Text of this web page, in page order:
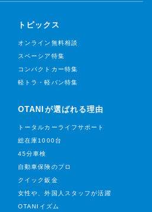
トピックス
オンライン無料相談
スペーシア特集
コンパクトカー特集
軽トラ・軽バン特集
OTANIが選ばれる理由
トータルカーライフサポート
総在庫1000台
45分車検
自動車保険のプロ
クイック鈑金
女性や、外国人スタッフが活躍
OTANIイズム